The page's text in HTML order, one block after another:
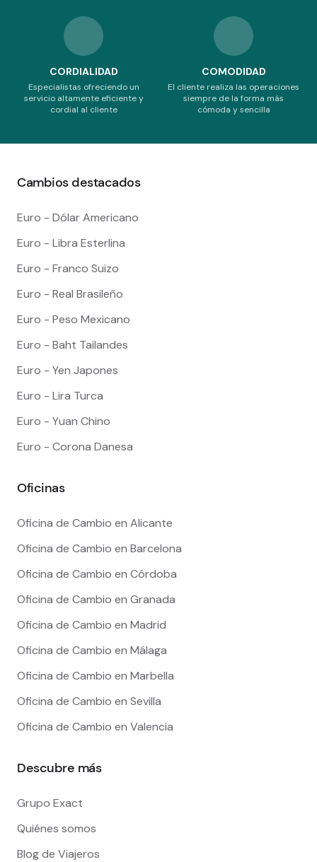
CORDIALIDAD
Especialistas ofreciendo un
servicio altamente eficiente y
cordial al cliente
COMODIDAD
El cliente realiza las operaciones
siempre de la forma más
cómoda y sencilla
Cambios destacados
Euro - Dólar Americano
Euro - Libra Esterlina
Euro - Franco Suizo
Euro - Real Brasileño
Euro - Peso Mexicano
Euro - Baht Tailandes
Euro - Yen Japones
Euro - Lira Turca
Euro - Yuan Chino
Euro - Corona Danesa
Oficinas
Oficina de Cambio en Alicante
Oficina de Cambio en Barcelona
Oficina de Cambio en Córdoba
Oficina de Cambio en Granada
Oficina de Cambio en Madrid
Oficina de Cambio en Málaga
Oficina de Cambio en Marbella
Oficina de Cambio en Sevilla
Oficina de Cambio en Valencia
Descubre más
Grupo Exact
Quiénes somos
Blog de Viajeros